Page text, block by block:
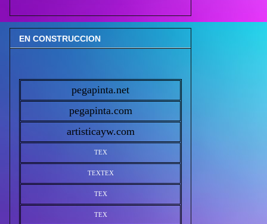
EN CONSTRUCCION
pegapinta.net
pegapinta.com
artisticayw.com
TEX
TEXTEX
TEX
TEX